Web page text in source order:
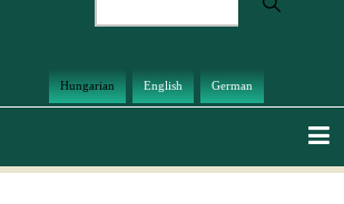
Hungarian English German